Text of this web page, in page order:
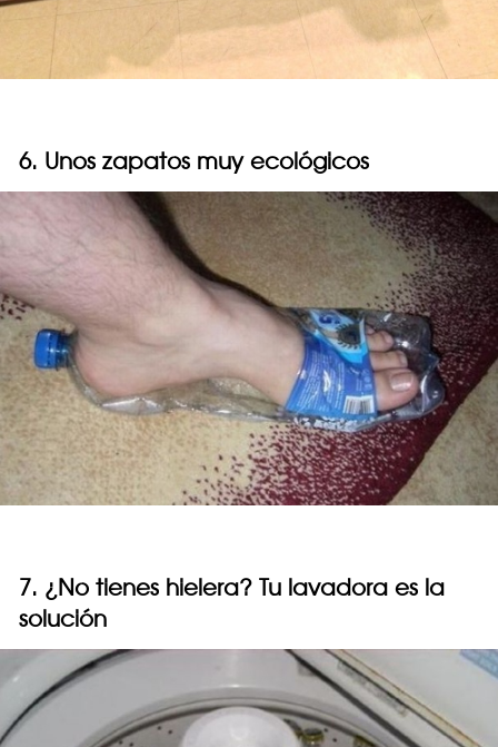
6. Unos zapatos muy ecológicos
7. ¿No tienes hielera? Tu lavadora es la
solución